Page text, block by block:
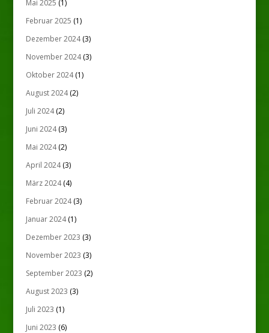
Mai 2025 (1)
Februar 2025 (1)
Dezember 2024(3)
November 2024(3)
Oktober 2024(1)
August 2024(2)
Juli 2024(2)
Juni 2024(3)
Mai 2024(2)
April 2024(3)
März 2024(4)
Februar 2024(3)
Januar 2024(1)
Dezember 2023 (3)
November 2023 (3)
September 2023 (2)
August 2023 (3)
Juli 2023 (1)
Juni 2023 (6)